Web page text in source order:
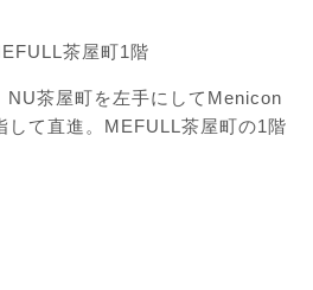
茶屋町1階
NU茶屋町を左手にしてMenicon
して直進。MEFULL茶屋町の1階